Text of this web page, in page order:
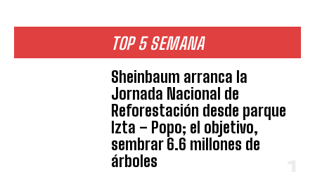
TOP 5 SEMANA
Sheinbaum arranca la
Jornada Nacional de
Reforestación desde parque
Izta – Popo; el objetivo,
sembrar 6.6 millones de
árboles